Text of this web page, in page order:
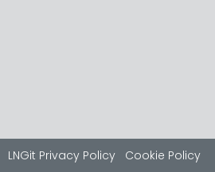
LNGit Privacy Policy Cookie Policy